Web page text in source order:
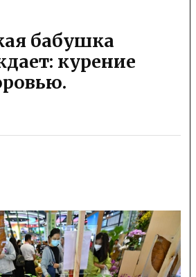
бабушка
курение